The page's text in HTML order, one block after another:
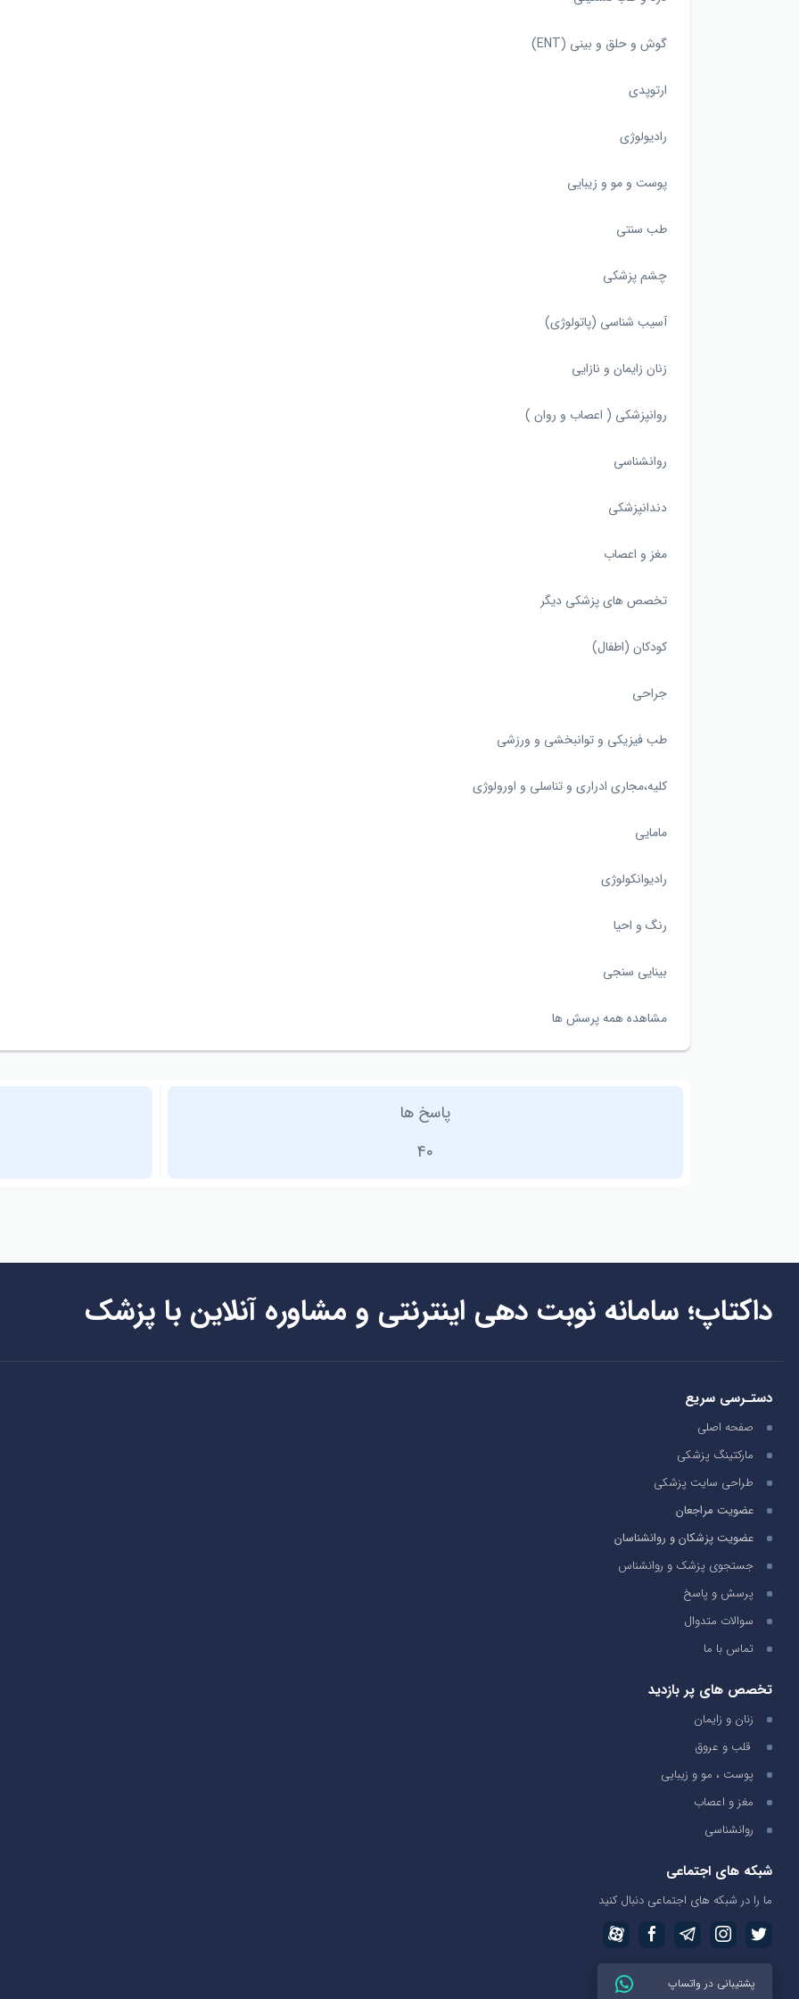
گوش و حلق و بینی (ENT)
ارتوپدی
رادیولوژی
پوست و مو و زیبایی
طب سنتی
چشم پزشکی
آسیب شناسی (پاتولوژی)
زنان زایمان و نازایی
روانپزشکی ( اعصاب و روان )
روانشناسی
دندانپزشکی
مغز و اعصاب
تخصص های پزشکی دیگر
کودکان (اطفال)
جراحی
طب فیزیکی و توانبخشی و ورزشی
کلیه،مجاری ادراری و تناسلی و اورولوژی
مامایی
رادیوانکولوژی
رنگ و احیا
بینایی سنجی
مشاهده همه پرسش ها
پاسخ ها
40
داکتاپ؛ سامانه نوبت دهی اینترنتی و مشاوره آنلاین با پزشک
دستـرسی سریع
صفحه اصلی
مارکتینگ پزشکی
طراحی سایت پزشکی
عضویت مراجعان
عضویت پزشکان و روانشناسان
جستجوی پزشک و روانشناس
پرسش و پاسخ
سوالات متدوال
تماس با ما
تخصص های پر بازدید
زنان و زایمان
قلب و عروق
پوست ، مو و زیبایی
مغز و اعصاب
روانشناسی
شبکه های اجتماعی
ما را در شبکه های اجتماعی دنبال کنید
پشتیبانی در واتساپ